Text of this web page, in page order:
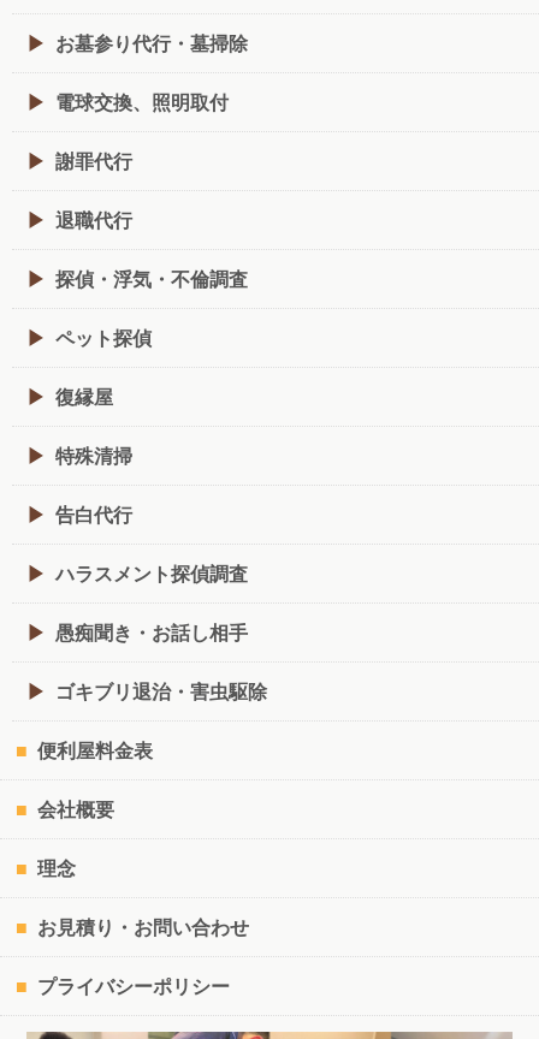
お墓参り代行・墓掃除
電球交換、照明取付
謝罪代行
退職代行
探偵・浮気・不倫調査
ペット探偵
復縁屋
特殊清掃
告白代行
ハラスメント探偵調査
愚痴聞き・お話し相手
ゴキブリ退治・害虫駆除
便利屋料金表
会社概要
理念
お見積り・お問い合わせ
プライバシーポリシー